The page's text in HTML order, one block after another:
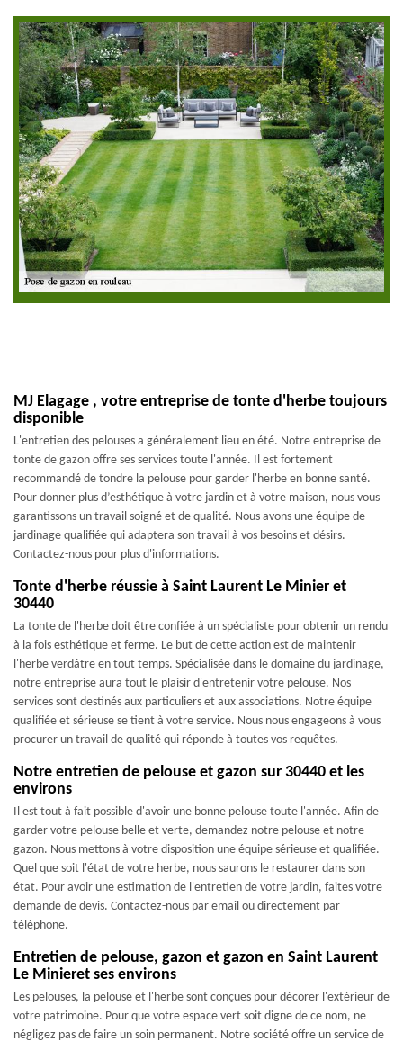
MJ Elagage , votre entreprise de tonte d'herbe toujours
disponible
L'entretien des pelouses a généralement lieu en été. Notre entreprise de
tonte de gazon offre ses services toute l'année. Il est fortement
recommandé de tondre la pelouse pour garder l'herbe en bonne santé.
Pour donner plus d’esthétique à votre jardin et à votre maison, nous vous
garantissons un travail soigné et de qualité. Nous avons une équipe de
jardinage qualifiée qui adaptera son travail à vos besoins et désirs.
Contactez-nous pour plus d'informations.
Tonte d'herbe réussie à Saint Laurent Le Minier et
30440
La tonte de l'herbe doit être confiée à un spécialiste pour obtenir un rendu
à la fois esthétique et ferme. Le but de cette action est de maintenir
l'herbe verdâtre en tout temps. Spécialisée dans le domaine du jardinage,
notre entreprise aura tout le plaisir d'entretenir votre pelouse. Nos
services sont destinés aux particuliers et aux associations. Notre équipe
qualifiée et sérieuse se tient à votre service. Nous nous engageons à vous
procurer un travail de qualité qui réponde à toutes vos requêtes.
Notre entretien de pelouse et gazon sur 30440 et les
environs
Il est tout à fait possible d'avoir une bonne pelouse toute l'année. Afin de
garder votre pelouse belle et verte, demandez notre pelouse et notre
gazon. Nous mettons à votre disposition une équipe sérieuse et qualifiée.
Quel que soit l'état de votre herbe, nous saurons le restaurer dans son
état. Pour avoir une estimation de l'entretien de votre jardin, faites votre
demande de devis. Contactez-nous par email ou directement par
téléphone.
Entretien de pelouse, gazon et gazon en Saint Laurent
Le Minieret ses environs
Les pelouses, la pelouse et l'herbe sont conçues pour décorer l'extérieur de
votre patrimoine. Pour que votre espace vert soit digne de ce nom, ne
négligez pas de faire un soin permanent. Notre société offre un service de